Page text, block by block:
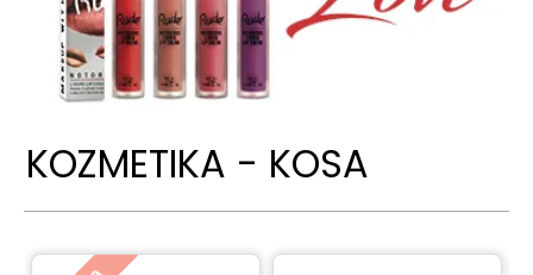
KOZMETIKA - KOSA